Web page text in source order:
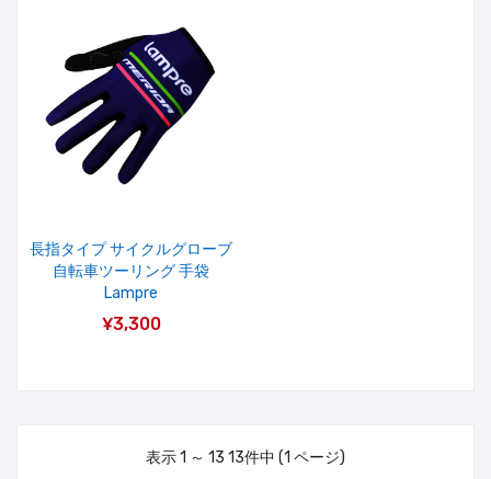
長指タイプ サイクルグローブ
自転車ツーリング 手袋
Lampre
¥3,300
表示 1 ～ 13 13件中 (1 ページ)